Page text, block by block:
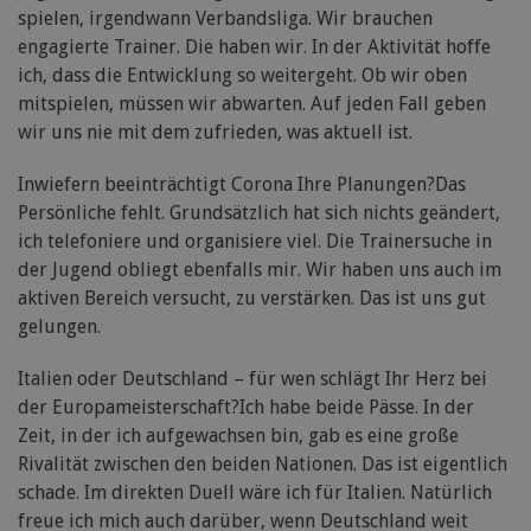
spielen, irgendwann Verbandsliga. Wir brauchen
engagierte Trainer. Die haben wir. In der Aktivität hoffe
ich, dass die Entwicklung so weitergeht. Ob wir oben
mitspielen, müssen wir abwarten. Auf jeden Fall geben
wir uns nie mit dem zufrieden, was aktuell ist.
Inwiefern beeinträchtigt Corona Ihre Planungen?Das
Persönliche fehlt. Grundsätzlich hat sich nichts geändert,
ich telefoniere und organisiere viel. Die Trainersuche in
der Jugend obliegt ebenfalls mir. Wir haben uns auch im
aktiven Bereich versucht, zu verstärken. Das ist uns gut
gelungen.
Italien oder Deutschland – für wen schlägt Ihr Herz bei
der Europameisterschaft?Ich habe beide Pässe. In der
Zeit, in der ich aufgewachsen bin, gab es eine große
Rivalität zwischen den beiden Nationen. Das ist eigentlich
schade. Im direkten Duell wäre ich für Italien. Natürlich
freue ich mich auch darüber, wenn Deutschland weit